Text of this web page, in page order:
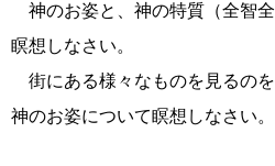
神のお姿と、神の特質（全智
瞑想しなさい。
街にある様々なものを見るの
神のお姿について瞑想しなさい。